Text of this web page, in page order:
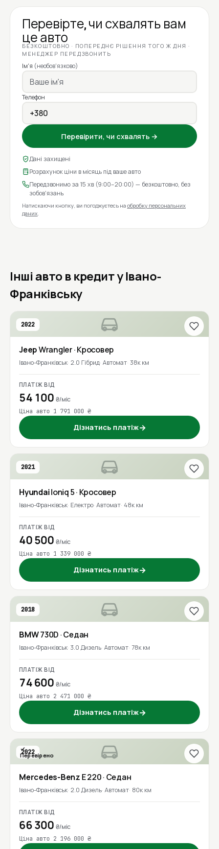
Перевірте, чи схвалять вам
це авто
БЕЗКОШТОВНО · ПОПЕРЕДНЄ РІШЕННЯ ТОГО Ж ДНЯ ·
МЕНЕДЖЕР ПЕРЕДЗВОНИТЬ
Ім'я (необов'язково)
Телефон
Перевірити, чи схвалять →
Дані захищені
Розрахунок ціни в місяць під ваше авто
Передзвонимо за 15 хв (9:00–20:00) — безкоштовно, без
зобов'язань
Натискаючи кнопку, ви погоджуєтесь на обробку персональних
даних.
Інші авто в кредит у Івано-
Франківську
2022
JeepWrangler· Кросовер
Івано-Франківськ 2.0 Гібрид Автомат 38к км
ПЛАТІЖ ВІД
54 100 ₴/міс
Ціна авто 1 791 000 ₴
Дізнатись платіж→
2021
HyundaiIoniq 5· Кросовер
Івано-Франківськ Електро Автомат 48к км
ПЛАТІЖ ВІД
40 500 ₴/міс
Ціна авто 1 339 000 ₴
Дізнатись платіж→
2018
BMW730D · Седан
Івано-Франківськ 3.0 Дизель Автомат 78к км
ПЛАТІЖ ВІД
74 600 ₴/міс
Ціна авто 2 471 000 ₴
Дізнатись платіж→
2022
Перевірено
Mercedes-Benz E 220· Седан
Івано-Франківськ 2.0 Дизель Автомат 80к км
ПЛАТІЖ ВІД
66 300 ₴/міс
Ціна авто 2 196 000 ₴